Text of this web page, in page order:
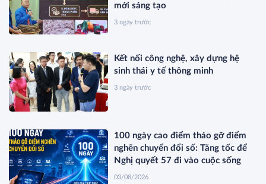
mới sáng tạo
3 ngày trước
Kết nối công nghệ, xây dựng hệ
sinh thái y tế thông minh
3 ngày trước
100 ngày cao điểm tháo gỡ điểm
nghẽn chuyển đổi số: Tăng tốc để
Nghị quyết 57 đi vào cuộc sống
03/08/2026